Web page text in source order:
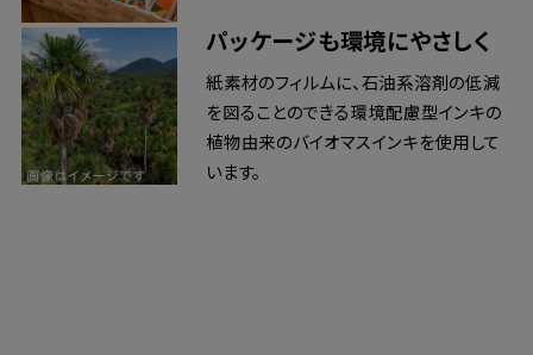
パッケージも環境にやさしく
紙素材のフィルムに、石油系溶剤の低減
を図ることのできる環境配慮型インキの
植物由来のバイオマスインキを使用して
います。